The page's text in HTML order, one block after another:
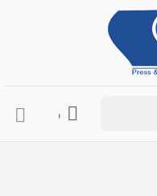
ورود به